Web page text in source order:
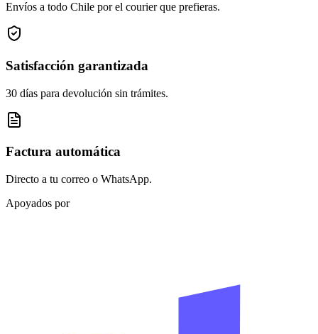
Envíos a todo Chile por el courier que prefieras.
Satisfacción garantizada
30 días para devolución sin trámites.
Factura automática
Directo a tu correo o WhatsApp.
Apoyados por